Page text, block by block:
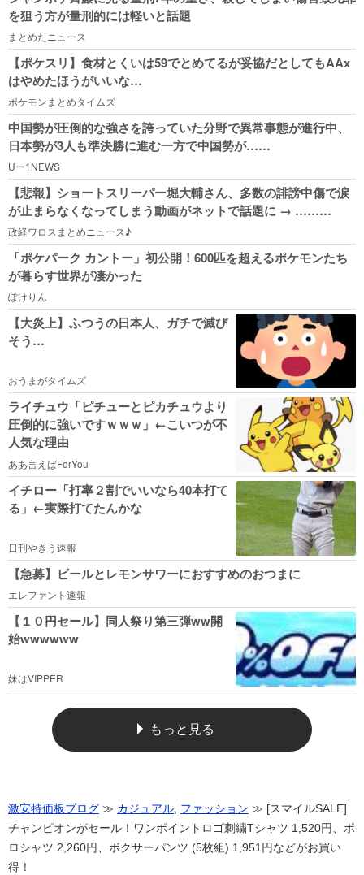
を狙う方が量刑的には軽いと話題
まとめたニュース
【ポケスリ】食材とくいは59でとめてるが妥協だとしてもAAx
はやめたほうがいいな…
ポケモンまとめタイムズ
中国勢が圧倒的な強さを誇っていた分野で異常事態が進行中、
日本勢が3人も準決勝に進む一方で中国勢が……
Uー1NEWS
【悲報】ショートスリーパー堀大輔さん、多数の誹謗中傷で涙
が止まらなくなってしまう動画がネットで話題に → ………
政経ワロスまとめニュース♪
「ポケパーク カントー」初公開！600匹を超えるポケモンたち
が暮らす世界が凄かった
ぽけりん
【大炎上】ふつうの日本人、ガチで滅び
そう…
おうまがタイムズ
ライチュウ「ピチューとピカチュウより
圧倒的に強いですｗｗｗ」←こいつが不
人気な理由
ああ言えばForYou
イチロー「打率２割でいいなら40本打て
る」←実際打てたんかな
日刊やきう速報
【急募】ビールとレモンサワーにおすすめのおつまに
エレファント速報
【１０円セール】同人祭り第三弾ww開
始wwwwww
妹はVIPPER
もっと見る
激安特価板ブログ ≫ カジュアル, ファッション ≫ [スマイルSALE]
チャンピオンがセール！ワンポイントロゴ刺繍Tシャツ 1,520円、ポ
ロシャツ 2,260円、ボクサーパンツ (5枚組) 1,951円などがお買い
得！